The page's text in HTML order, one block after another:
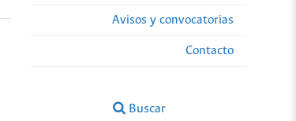
Avisos y convocatorias
Contacto
Buscar